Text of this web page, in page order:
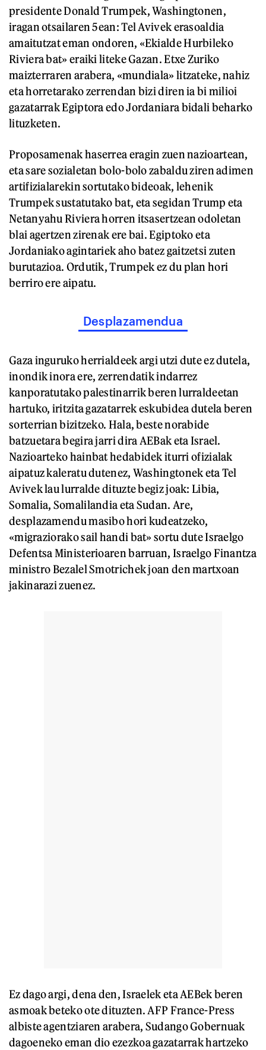
presidente Donald Trumpek, Washingtonen,
iragan otsailaren 5ean: Tel Avivek erasoaldia
amaitutzat eman ondoren, «Ekialde Hurbileko
Riviera bat» eraiki liteke Gazan. Etxe Zuriko
maizterraren arabera, «mundiala» litzateke, nahiz
eta horretarako zerrendan bizi diren ia bi milioi
gazatarrak Egiptora edo Jordaniara bidali beharko
lituzketen.
Proposamenak haserrea eragin zuen nazioartean,
eta sare sozialetan bolo-bolo zabaldu ziren adimen
artifizialarekin sortutako bideoak, lehenik
Trumpek sustatutako bat, eta segidan Trump eta
Netanyahu Riviera horren itsasertzean odoletan
blai agertzen zirenak ere bai. Egiptoko eta
Jordaniako agintariek aho batez gaitzetsi zuten
burutazioa. Ordutik, Trumpek ez du plan hori
berriro ere aipatu.
Desplazamendua
Gaza inguruko herrialdeek argi utzi dute ez dutela,
inondik inora ere, zerrendatik indarrez
kanporatutako palestinarrik beren lurraldeetan
hartuko, iritzita gazatarrek eskubidea dutela beren
sorterrian bizitzeko. Hala, beste norabide
batzuetara begira jarri dira AEBak eta Israel.
Nazioarteko hainbat hedabidek iturri ofizialak
aipatuz kaleratu dutenez, Washingtonek eta Tel
Avivek lau lurralde dituzte begiz joak: Libia,
Somalia, Somalilandia eta Sudan. Are,
desplazamendu masibo hori kudeatzeko,
«migraziorako sail handi bat» sortu dute Israelgo
Defentsa Ministerioaren barruan, Israelgo Finantza
ministro Bezalel Smotrichek joan den martxoan
jakinarazi zuenez.
Ez dago argi, dena den, Israelek eta AEBek beren
asmoak beteko ote dituzten. AFP France-Press
albiste agentziaren arabera, Sudango Gobernuak
dagoeneko eman dio ezezkoa gazatarrak hartzeko